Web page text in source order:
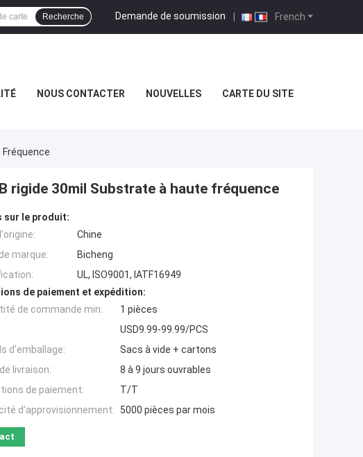
French
Demande de soumission |
Recherche
NOUS CONTACTER NOUVELLES CARTE DU SITE
rigide 30mil Substrate à haute fréquence
sur le produit:
Chine
marque:
Bicheng
UL, ISO9001, IATF16949
de paiement et expédition:
de commande min:
1 pièces
USD9.99-99.99/PCS
d'emballage:
Sacs à vide + cartons
livraison:
8 à 9 jours ouvrables
de paiement:
T/T
d'approvisionnement:
5000 pièces par mois